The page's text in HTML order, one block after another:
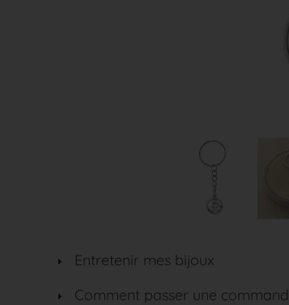
Entretenir mes bijoux
Comment passer une